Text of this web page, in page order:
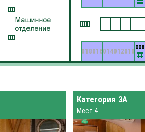
008
010
012
014
016
018
Категория 3А
Мест 4